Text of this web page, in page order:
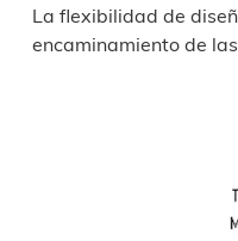
La flexibilidad de
encaminamiento de